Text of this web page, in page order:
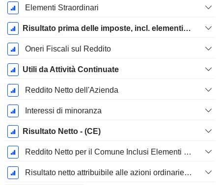
Elementi Straordinari
Risultato prima delle imposte, incl. elementi insoliti
Oneri Fiscali sul Reddito
Utili da Attività Continuate
Reddito Netto dell'Azienda
Interessi di minoranza
Risultato Netto - (CE)
Reddito Netto per il Comune Inclusi Elementi Straordinari
Risultato netto attribuibile alle azioni ordinarie escl. elementi straordinari